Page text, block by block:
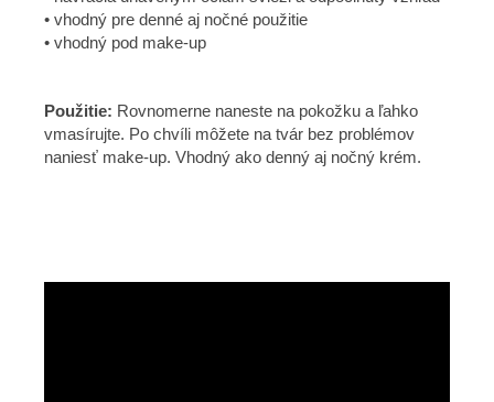
• vhodný pre denné aj nočné použitie
• vhodný pod make-up
Použitie: Rovnomerne naneste na pokožku a ľahko
vmasírujte. Po chvíli môžete na tvár bez problémov
naniesť make-up. Vhodný ako denný aj nočný krém.